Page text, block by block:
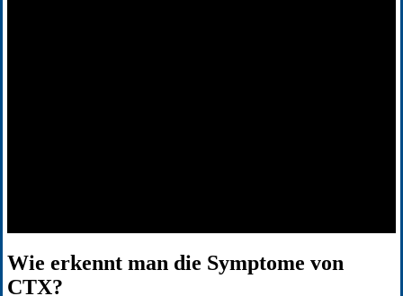
Wie erkennt man die Symptome von
CTX?